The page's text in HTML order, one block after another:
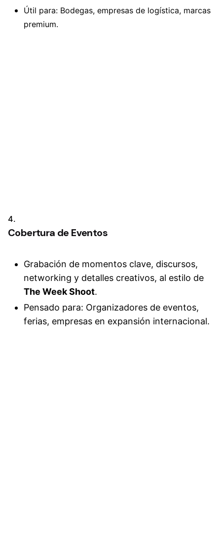
Útil para: Bodegas, empresas de logística, marcas
premium.
4.
Cobertura de Eventos
Grabación de momentos clave, discursos,
networking y detalles creativos, al estilo de
The Week Shoot.
Pensado para: Organizadores de eventos,
ferias, empresas en expansión internacional.